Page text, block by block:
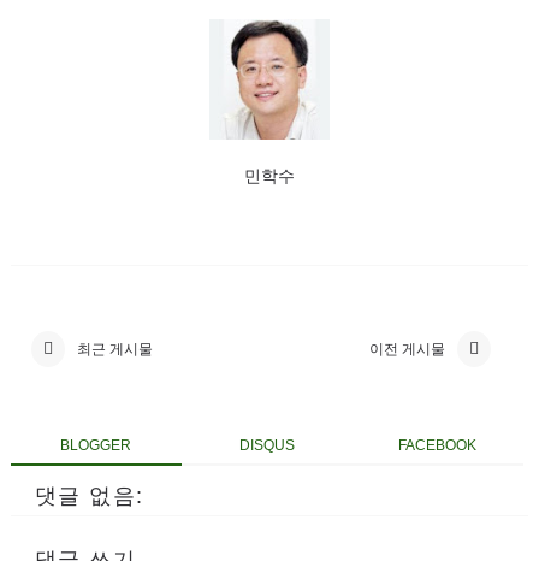
민학수
최근 게시물 이전 게시물
BLOGGER DISQUS FACEBOOK
댓글 없음: